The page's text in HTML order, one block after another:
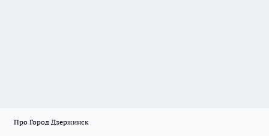
Про Город Дзержинск